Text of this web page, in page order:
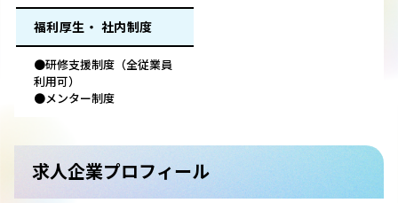
福利厚生・ 社内制度
●研修支援制度（全従業員
利用可）
●メンター制度
求人企業プロフィール